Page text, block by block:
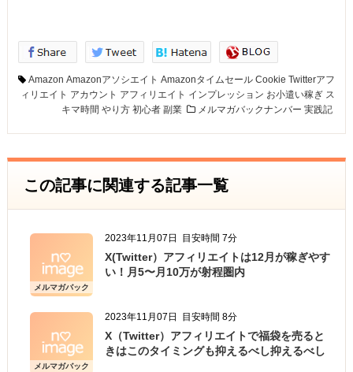
Amazon Amazonアソシエイト Amazonタイムセール Cookie Twitterアフ
ィリエイト アカウント アフィリエイト インプレッション お小遣い稼ぎ ス
キマ時間 やり方 初心者 副業 メルマガバックナンバー 実践記
この記事に関連する記事一覧
メルマガバック
ナンバー
2023年11月07日 目安時間 7分
X(Twitter）アフィリエイトは12月が稼ぎやす
い！月5〜月10万が射程圏内
メルマガバック
2023年11月07日 目安時間 8分
X（Twitter）アフィリエイトで福袋を売ると
きはこのタイミングも抑えるべし抑えるべし